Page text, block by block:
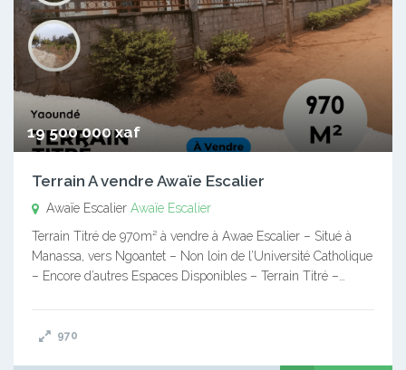
19 500 000 xaf
Terrain A vendre Awaïe Escalier
Awaïe Escalier Awaïe Escalier
Terrain Titré de 970m² à vendre à Awae Escalier – Situé à
Manassa, vers Ngoantet – Non loin de l’Université Catholique
– Encore d’autres Espaces Disponibles – Terrain Titré –…
970